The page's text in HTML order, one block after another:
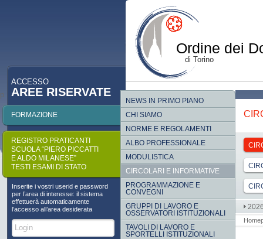
Ordine dei
di Torino
p
NEWS IN PRIMO PIANO
CHI SIAMO
NORME E REGOLAMENTI
ALBO PROFESSIONALE
MODULISTICA
CIRCOLARI E INFORMATIVE
PROGRAMMAZIONE E
CONVEGNI
GRUPPI DI LAVORO E
OSSERVATORI ISTITUZIONALI
TAVOLI DI LAVORO E
SPORTELLI ISTITUZIONALI
ACCESSO
AREE RISERVATE
FORMAZIONE
REGISTRO PRATICANTI
SCUOLA “PIERO PICCATTI
E ALDO MILANESE”
TESTI ESAMI DI STATO
Inserite i vostri userid e password
per l’area di interesse: il sistema
effettuerà automaticamente
l’accesso all’area desiderata